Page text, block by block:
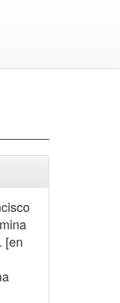
[en